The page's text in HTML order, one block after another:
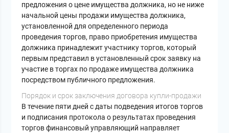
предложения о цене имущества должника, но не ниже
начальной цены продажи имущества должника,
установленной для определенного периода
проведения торгов, право приобретения имущества
должника принадлежит участнику торгов, который
первым представил в установленный срок заявку на
участие в торгах по продаже имущества должника
посредством публичного предложения.
Порядок и срок заключения договора купли-продажи
В течение пяти дней с даты подведения итогов торгов
и подписания протокола о результатах проведения
торгов финансовый управляющий направляет